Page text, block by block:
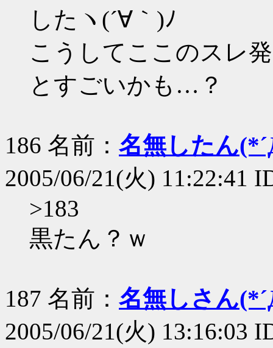
したヽ(´∀｀)ﾉ
こうしてここのスレ
とすごいかも…？
186 名前： 名無したん
2005/06/21(火) 11:22:41
>183
黒たん？ｗ
187 名前： 名無しさん
2005/06/21(火) 13:16:03